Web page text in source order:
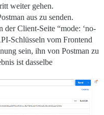
weiter gehen.
aus zu senden.
der Client-Seite “mode: ‘no-
Schlüsseln vom Frontend
sein, ihn von Postman zu
ist dasselbe